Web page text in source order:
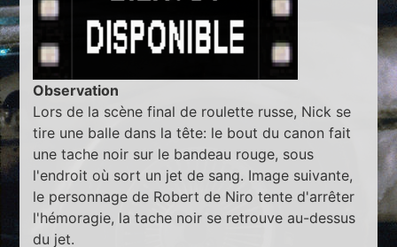
Observation
Lors de la scène final de roulette russe, Nick se
tire une balle dans la tête: le bout du canon fait
une tache noir sur le bandeau rouge, sous
l'endroit où sort un jet de sang. Image suivante,
le personnage de Robert de Niro tente d'arrêter
l'hémoragie, la tache noir se retrouve au-dessus
du jet.